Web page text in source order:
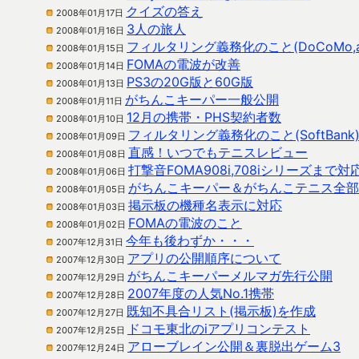
2008年01月17日 クイズの答え
2008年01月16日 3人の旅人
2008年01月15日 フィルタリング義務化のこと
2008年01月14日 FOMAの電波が改善
2008年01月13日 PS3の20G版と60G版
2008年01月11日 がちんこキーパー一般公開
2008年01月10日 12月の携帯・PHS契約者数
2008年01月09日 フィルタリング義務化のこと(SoftBank)
2008年01月08日 直感！いつでもテニスレビュー
2008年01月06日 打撃音FOMA908i,708iシリーズまで対
2008年01月05日 がちんこキーパー＆がちんこテニス全
2008年01月03日 掲示板の機種名表示に対応
2008年01月02日 FOMAの電波のこと
2007年12月31日 今年も後わずか・・・
2007年12月30日 アプリの公開順序について
2007年12月29日 がちんこキーパーメルマガ先行公開
2007年12月28日 2007年度の人気No.1携帯
2007年12月27日 既知不具合リスト(掲示板)を作成
2007年12月25日 ドコモ東北のiアプリコンテスト
2007年12月24日 アローブレイン公開＆裏脱出ゲーム3